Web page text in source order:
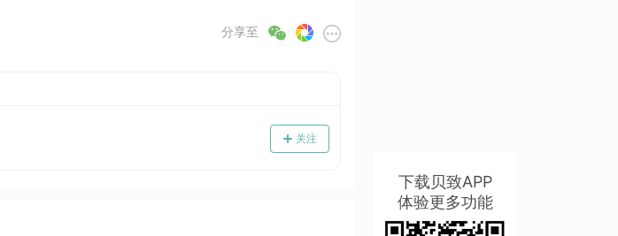
分享至
关注
下载贝致APP
体验更多功能